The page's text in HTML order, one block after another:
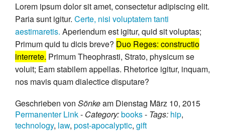
Lorem ipsum dolor sit amet, consectetur adipiscing elit.
Paria sunt igitur. Certe, nisi voluptatem tanti
aestimaretis. Aperiendum est igitur, quid sit voluptas;
Primum quid tu dicis breve? Duo Reges: constructio
interrete. Primum Theophrasti, Strato, physicum se
voluit; Eam stabilem appellas. Rhetorice igitur, inquam,
nos mavis quam dialectice disputare?
Geschrieben von Sönkeam Dienstag März 10, 2015
Permanenter Link- Category:books- Tags: hip,
technology, law, post-apocalyptic, gift